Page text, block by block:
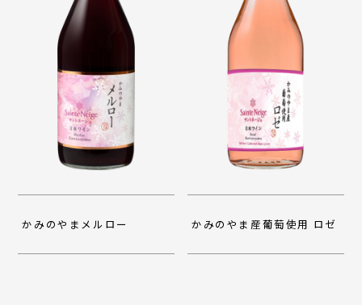
かみのやまメルロー かみのやま産葡萄使用 ロゼ